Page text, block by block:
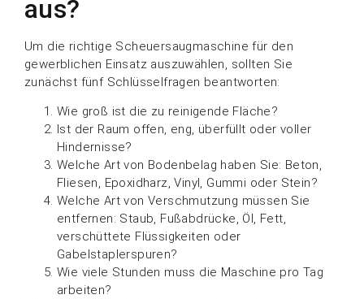
aus?
Um die richtige Scheuersaugmaschine für den
gewerblichen Einsatz auszuwählen, sollten Sie
zunächst fünf Schlüsselfragen beantworten:
Wie groß ist die zu reinigende Fläche?
Ist der Raum offen, eng, überfüllt oder voller
Hindernisse?
Welche Art von Bodenbelag haben Sie: Beton,
Fliesen, Epoxidharz, Vinyl, Gummi oder Stein?
Welche Art von Verschmutzung müssen Sie
entfernen: Staub, Fußabdrücke, Öl, Fett,
verschüttete Flüssigkeiten oder
Gabelstaplerspuren?
Wie viele Stunden muss die Maschine pro Tag
arbeiten?